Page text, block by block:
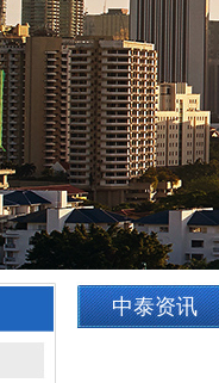
中泰资讯